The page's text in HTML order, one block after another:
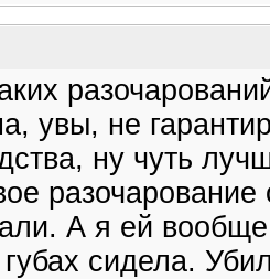
увы, не
ну чуть
А я ей
губах сидела.